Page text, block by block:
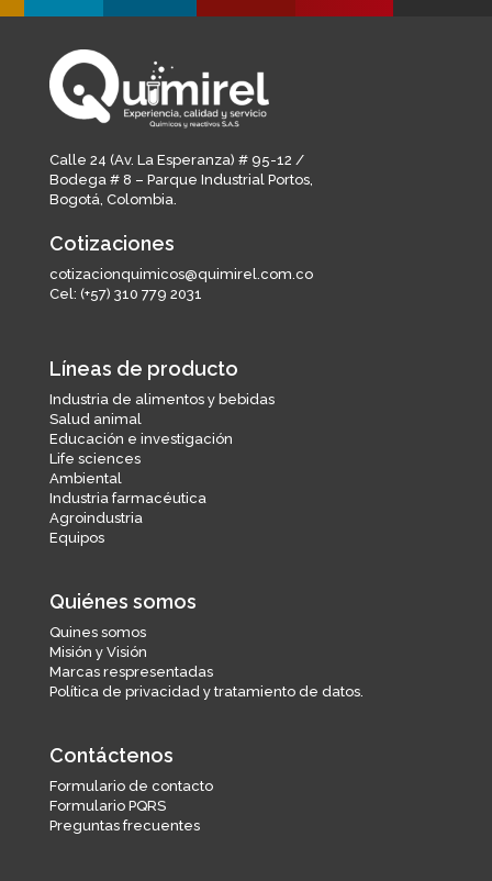
Calle 24 (Av. La Esperanza) # 95-12 /
Bodega # 8 – Parque Industrial Portos,
Bogotá, Colombia.
Cotizaciones
cotizacionquimicos@quimirel.com.co
Cel: (+57) 310 779 2031
Líneas de producto
Industria de alimentos y bebidas
Salud animal
Educación e investigación
Life sciences
Ambiental
Industria farmacéutica
Agroindustria
Equipos
Quiénes somos
Quines somos
Misión y Visión
Marcas respresentadas
Política de privacidad y tratamiento de datos.
Contáctenos
Formulario de contacto
Formulario PQRS
Preguntas frecuentes